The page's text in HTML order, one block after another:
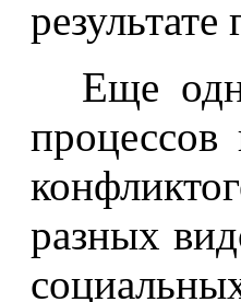
результате
Еще
разных